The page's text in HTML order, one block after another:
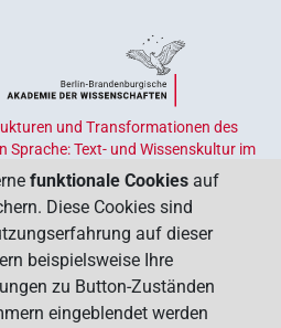
und Transformationen des
Sprache: Text- und Wissenskultur im
Bund und Ländern geförderten
Erhaltung, Sicherung und
Erbes dient. Koordiniert wird
der Deutschen Akademien der
funktionale Cookies auf
Diese Cookies sind
auf dieser
beispielsweise Ihre
zu Button-Zuständen
eingeblendet werden